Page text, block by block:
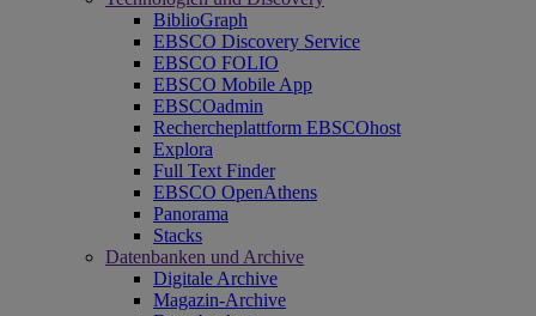
BiblioGraph
EBSCO Discovery Service
EBSCO FOLIO
EBSCO Mobile App
EBSCOadmin
Rechercheplattform EBSCOhost
Explora
Full Text Finder
EBSCO OpenAthens
Panorama
Stacks
Datenbanken und Archive
Digitale Archive
Magazin-Archive